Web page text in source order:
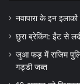
नवापारा के इन
छुरा ब्रेकिंग: ईंट से
जुआ फड़ में राजिम
गड्डी जब्त